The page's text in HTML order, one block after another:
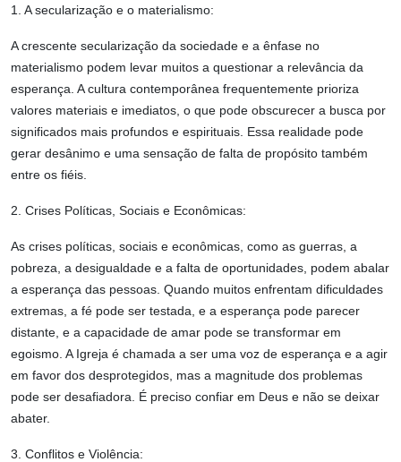
1. A secularização e o materialismo:
A crescente secularização da sociedade e a ênfase no
materialismo podem levar muitos a questionar a relevância da
esperança. A cultura contemporânea frequentemente prioriza
valores materiais e imediatos, o que pode obscurecer a busca por
significados mais profundos e espirituais. Essa realidade pode
gerar desânimo e uma sensação de falta de propósito também
entre os fiéis.
2. Crises Políticas, Sociais e Econômicas:
As crises políticas, sociais e econômicas, como as guerras, a
pobreza, a desigualdade e a falta de oportunidades, podem abalar
a esperança das pessoas. Quando muitos enfrentam dificuldades
extremas, a fé pode ser testada, e a esperança pode parecer
distante, e a capacidade de amar pode se transformar em
egoismo. A Igreja é chamada a ser uma voz de esperança e a agir
em favor dos desprotegidos, mas a magnitude dos problemas
pode ser desafiadora. É preciso confiar em Deus e não se deixar
abater.
3. Conflitos e Violência: